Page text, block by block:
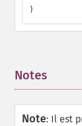
)
Notes
Note: Il est